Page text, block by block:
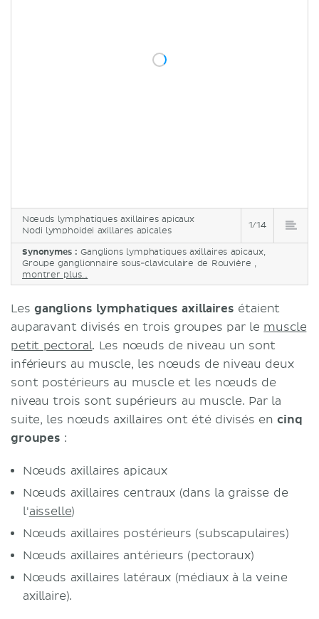
Nœuds lymphatiques axillaires apicaux
Nodi lymphoidei axillares apicales
1/14
Synonymes :Ganglions lymphatiques axillaires apicaux,
Groupe ganglionnaire sous-claviculaire de Rouvière ,
montrer plus...
Les ganglions lymphatiques axillaires étaient
auparavant divisés en trois groupes par le muscle
petit pectoral. Les nœuds de niveau un sont
inférieurs au muscle, les nœuds de niveau deux
sont postérieurs au muscle et les nœuds de
niveau trois sont supérieurs au muscle. Par la
suite, les nœuds axillaires ont été divisés encinq
groupes :
Nœuds axillaires apicaux
Nœuds axillaires centraux (dans la graisse de
l'aisselle)
Nœuds axillaires postérieurs (subscapulaires)
Nœuds axillaires antérieurs (pectoraux)
Nœuds axillaires latéraux (médiaux à la veine
axillaire).